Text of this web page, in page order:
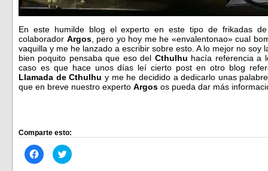
En este humilde blog el experto en este tipo de frikadas
colaborador Argos, pero yo hoy me he «envalentonao» cual
vaquilla y me he lanzado a escribir sobre esto. A lo mejor no soy
bien poquito pensaba que eso del Cthulhu hacía referencia a
caso es que hace unos días leí cierto post en otro blog
Llamada de Cthulhu y me he decidido a dedicarlo unas
que en breve nuestro experto Argos os pueda dar más
Comparte esto:
Haz
clic
Haz
clic